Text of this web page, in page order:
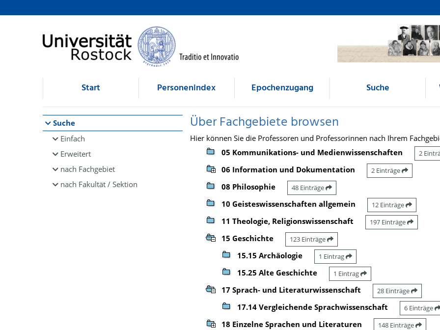
Browsen
direkt zum Inhalt
Start Personenindex Epochenzugang Suche
Suche
Einfach
Erweitert
nach Fachgebiet
nach Fakultät / Sektion
Über Fachgebiete browsen
Hier können Sie die Professoren und Professorinnen nach Ihrem
05 Kommunikations- und Medienwissenschaften
2
06 Information und Dokumentation 2 Einträge
08 Philosophie 48 Einträge
10 Geisteswissenschaften allgemein 12 Einträge
11 Theologie, Religionswissenschaft 197 Einträge
15 Geschichte 123 Einträge
15.15 Archäologie 1 Eintrag
15.25 Alte Geschichte 1 Eintrag
17 Sprach- und Literaturwissenschaft 28 Einträge
17.14 Vergleichende Sprachwissenschaft 6 Einträge
18 Einzelne Sprachen und Literaturen 148 Einträge